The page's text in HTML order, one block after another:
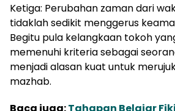
Ketiga: Perubahan zaman dari
tidaklah sedikit menggerus
Begitu pula kelangkaan tokoh
memenuhi kriteria sebagai
menjadi alasan kuat untuk
mazhab.
Baca juga:Tahapan Belajar